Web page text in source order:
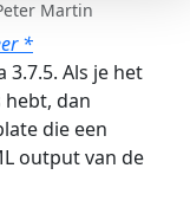
Martin
*
Als je het
dan
die een
output van de